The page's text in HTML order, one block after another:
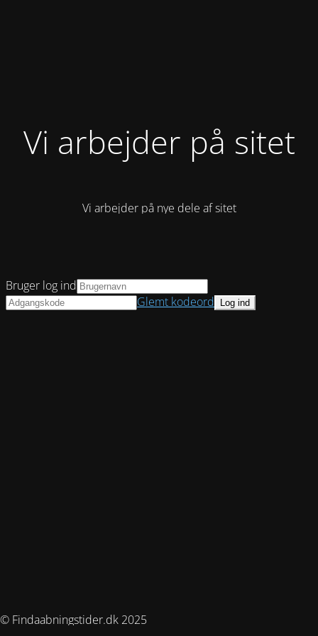
Vi arbejder på sitet
Vi arbejder på nye dele af sitet
© Findaabningstider.dk 2025
Bruger log ind
Glemt kodeord